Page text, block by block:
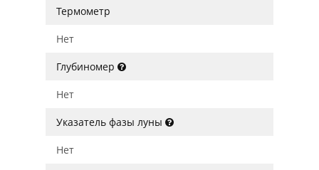
Термометр
Нет
Глубиномер
Нет
Указатель фазы луны
Нет